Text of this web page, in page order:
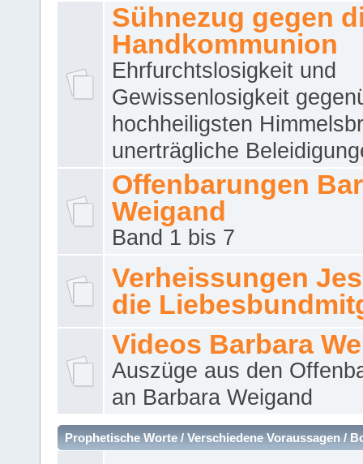
Sühnezug gegen
Handkommunion
Ehrfurchtslosigkeit und
Gewissenlosigkeit
hochheiligsten
unerträgliche
Offenbarungen
Weigand
Band 1 bis 7
Verheissungen
die
Videos Barbara
Auszüge aus den
an Barbara Weigand
Prophetische Worte / Verschiedene Voraussagen /